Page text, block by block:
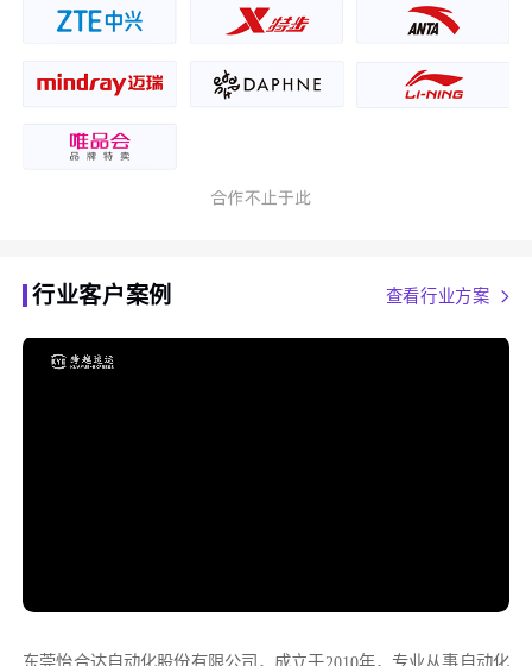
行业客户案例 查看行业方案
东莞怡合达自动化股份有限公司，成立于2010年，专业从事自动化